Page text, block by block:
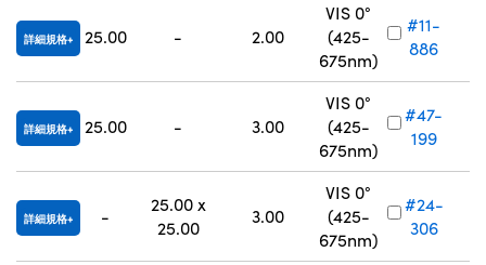
詳細規格 25.00 - 2.00
VIS 0°
(425-
675nm)
#11-
886
詳細規格 25.00 - 3.00
VIS 0°
(425-
675nm)
#47-
199
詳細規格 -
25.00 x
25.00
3.00
VIS 0°
(425-
675nm)
#24-
306